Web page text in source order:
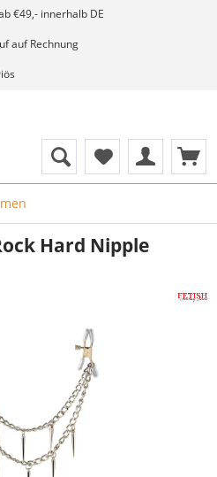
€49,- innerhalb DE
auf Rechnung
Hard Nipple